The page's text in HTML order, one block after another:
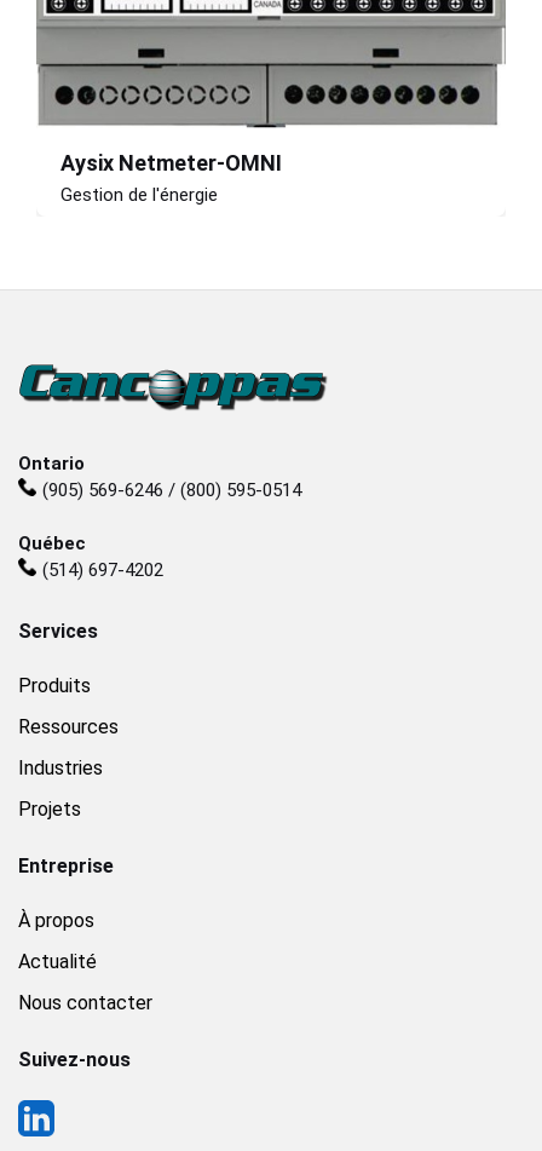
Aysix Netmeter-OMNI
Gestion de l'énergie
Ontario
(905) 569-6246 / (800) 595-0514
Québec
(514) 697-4202
Services
Produits
Ressources
Industries
Projets
Entreprise
À propos
Actualité
Nous contacter
Suivez-nous